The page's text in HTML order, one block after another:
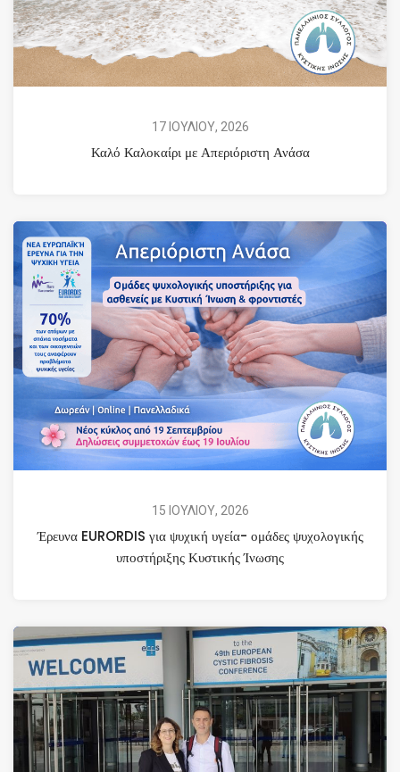
17 ΙΟΥΛΙΟΥ, 2026
Καλό Καλοκαίρι με Απεριόριστη Ανάσα
15 ΙΟΥΛΙΟΥ, 2026
Έρευνα EURORDIS για ψυχική υγεία- ομάδες ψυχολογικής
υποστήριξης Κυστικής Ίνωσης